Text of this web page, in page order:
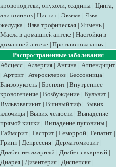
кровоподтеки, опухоли, ссадины | Цинга,
авитоминоз | Цистит | Экзема | Язва
желудка | Язва трофическая | Ячмень |
Масла в домашней аптеке | Настойки в
домашней аптеке | Противопоказания |
Распространенные заболевания
Абсцесс | Аллергия | Ангина | Аппендицит
| Артрит | Атеросклероз | Бессонница |
Близорукость | Бронхит | Внутреннее
кровотечение | Возбуждение | Вульвит |
Вульвовагинит | Вшивый тиф | Вывих
ключицы | Вывих челюсти | Выпадение
прямой кишки | Выпадение пуповины |
Гайморит | Гастрит | Геморрой | Гепатит |
Грипп | Депрессия | Дерматомиозит |
Диабет несахарный | Диабет сахарный |
Диарея | Дизентерия | Диспепсия |